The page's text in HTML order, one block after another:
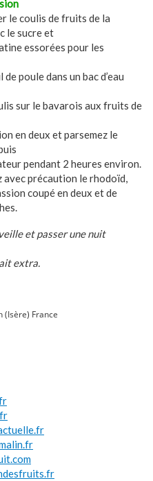
le coulis de fruits de la
le sucre et
essorées pour les
poule dans un bac d’eau
sur le bavarois aux fruits de
en deux et parsemez le
pendant 2 heures environ.
avec précaution le rhodoïd,
coupé en deux et de
et passer une nuit
extra.
(Isère) France